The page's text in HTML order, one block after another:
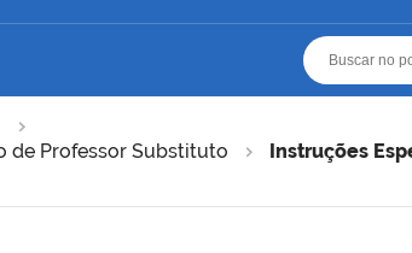
de Professor Substituto
Instruções